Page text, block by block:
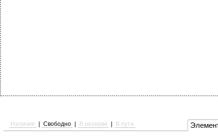
Наличие Свободно В резерве В пути